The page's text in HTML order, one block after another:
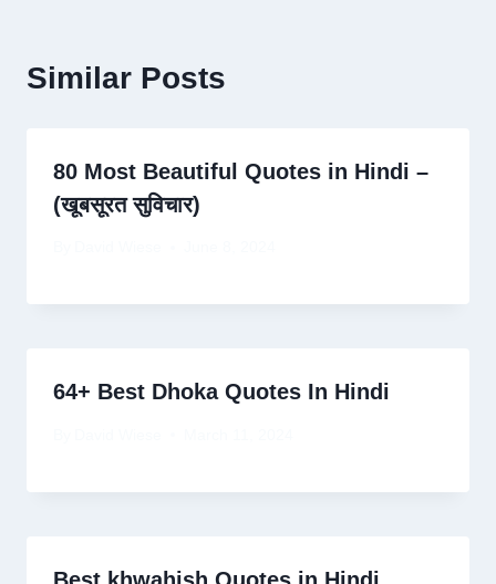
Similar Posts
80 Most Beautiful Quotes in Hindi –
(खूबसूरत सुविचार)
64+ Best Dhoka Quotes In Hindi